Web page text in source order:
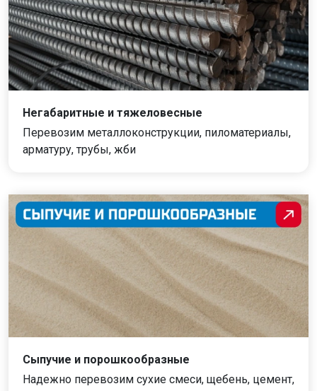
Негабаритные и тяжеловесные
Перевозим металлоконструкции, пиломатериалы,
арматуру, трубы, жби
Сыпучие и порошкообразные
Надежно перевозим сухие смеси, щебень, цемент,